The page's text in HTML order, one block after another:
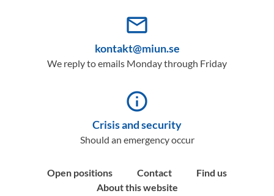
mail_outline
kontakt@miun.se
We reply to emails Monday through Friday
info_outline
Crisis and security
Should an emergency occur
Open positions Contact
Find us
About this website